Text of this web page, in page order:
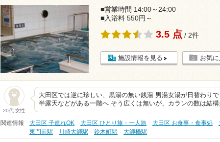
■営業時間 14:00～24:00
■入浴料 550円～
3.5 点 / 2件
施設情報を見る お気
20代 女性
大田区では逆に珍しい、黒湯の無い銭湯 男湯女湯が日替わり
半露天などがある一階へ そう広くは無いが、カランの数は結
関連情報 大田区 子連れOK 大田区 ひとり旅・一人旅 大田区 お食事・食事処
東門前駅
川崎大師駅 鈴木町駅 大師橋駅